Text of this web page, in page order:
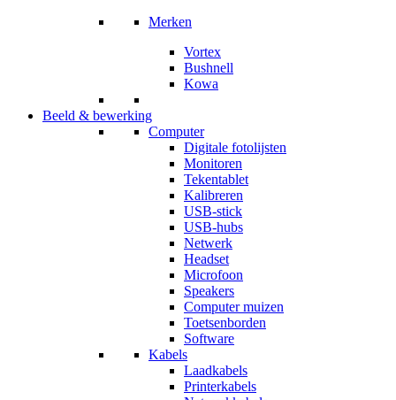
Merken
Vortex
Bushnell
Kowa
Beeld & bewerking
Computer
Digitale fotolijsten
Monitoren
Tekentablet
Kalibreren
USB-stick
USB-hubs
Netwerk
Headset
Microfoon
Speakers
Computer muizen
Toetsenborden
Software
Kabels
Laadkabels
Printerkabels